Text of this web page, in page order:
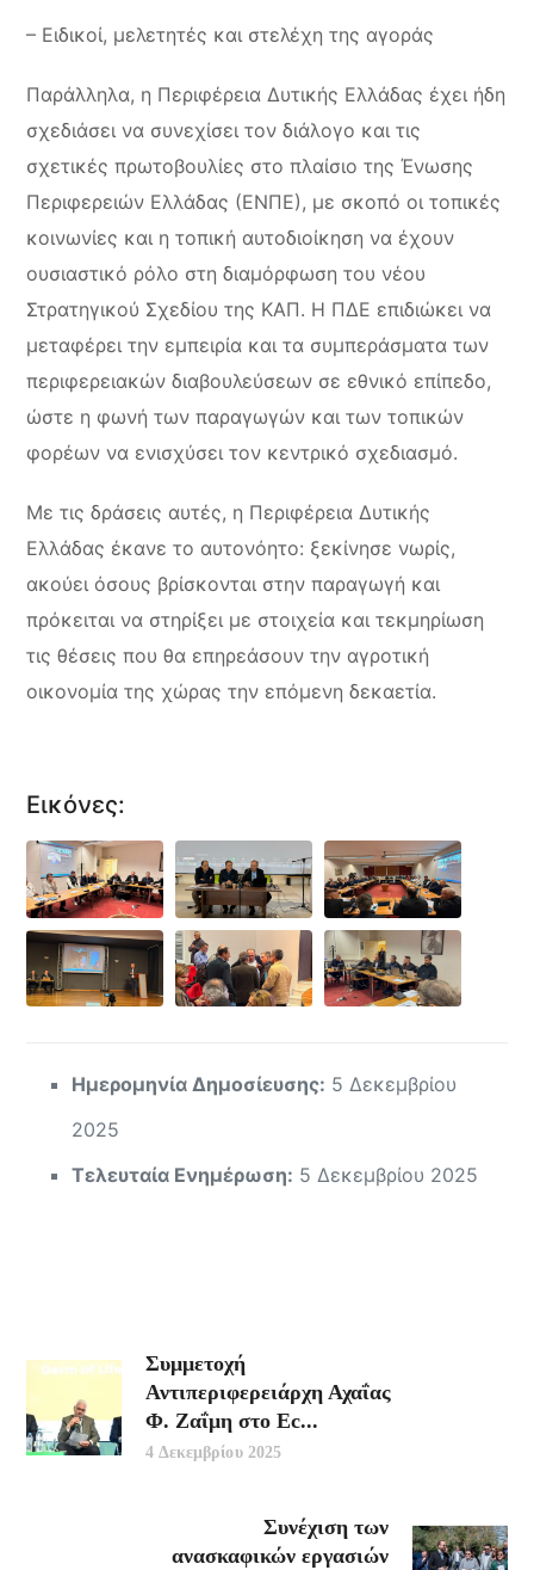
– Ειδικοί, μελετητές και στελέχη της αγοράς
Παράλληλα, η Περιφέρεια Δυτικής Ελλάδας έχει ήδη
σχεδιάσει να συνεχίσει τον διάλογο και τις
σχετικές πρωτοβουλίες στο πλαίσιο της Ένωσης
Περιφερειών Ελλάδας (ΕΝΠΕ), με σκοπό οι τοπικές
κοινωνίες και η τοπική αυτοδιοίκηση να έχουν
ουσιαστικό ρόλο στη διαμόρφωση του νέου
Στρατηγικού Σχεδίου της ΚΑΠ. Η ΠΔΕ επιδιώκει να
μεταφέρει την εμπειρία και τα συμπεράσματα των
περιφερειακών διαβουλεύσεων σε εθνικό επίπεδο,
ώστε η φωνή των παραγωγών και των τοπικών
φορέων να ενισχύσει τον κεντρικό σχεδιασμό.
Με τις δράσεις αυτές, η Περιφέρεια Δυτικής
Ελλάδας έκανε το αυτονόητο: ξεκίνησε νωρίς,
ακούει όσους βρίσκονται στην παραγωγή και
πρόκειται να στηρίξει με στοιχεία και τεκμηρίωση
τις θέσεις που θα επηρεάσουν την αγροτική
οικονομία της χώρας την επόμενη δεκαετία.
Εικόνες:
Ημερομηνία Δημοσίευσης: 5 Δεκεμβρίου
2025
Τελευταία Ενημέρωση: 5 Δεκεμβρίου 2025
Συμμετοχή
Αντιπεριφερειάρχη Αχαΐας
Φ. Ζαΐμη στο Ec...
4 Δεκεμβρίου 2025
Συνέχιση των
ανασκαφικών εργασιών